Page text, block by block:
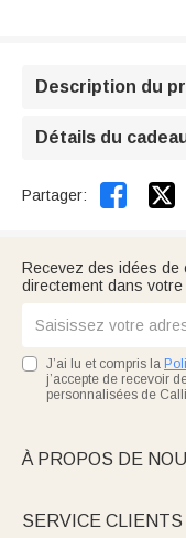
Description du
Détails du
Partager: 
Recevez des idées de
directement dans
J’ai lu et compris la
j’accepte de recevoir
personnalisées de
À PROPOS DE
SERVICE CLIENTS